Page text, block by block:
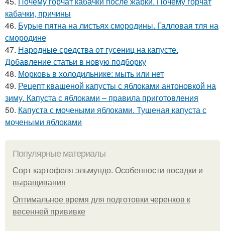
кабачки, причины
46. Бурые пятна на листьях смородины. Галловая тля на
смородине
47. Народные средства от гусениц на капусте.
Добавление статьи в новую подборку
48. Морковь в холодильнике: мыть или нет
49. Рецепт квашеной капусты с яблоками антоновкой на
зиму. Капуста с яблоками – правила приготовления
50. Капуста с мочеными яблоками. Тушеная капуста с
мочеными яблоками
Популярные материалы
Сорт картофеля эльмундо. Особенности посадки и
выращивания
Оптимальное время для подготовки черенков к
весенней прививке